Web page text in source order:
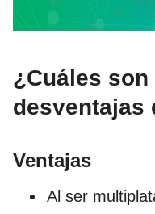
¿Cuáles
desventajas
Ventajas
Al ser